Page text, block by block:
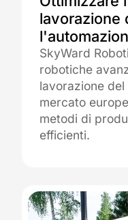
lavorazione
SkyWard
robotiche
lavorazione
mercato
metodi di
efficienti.